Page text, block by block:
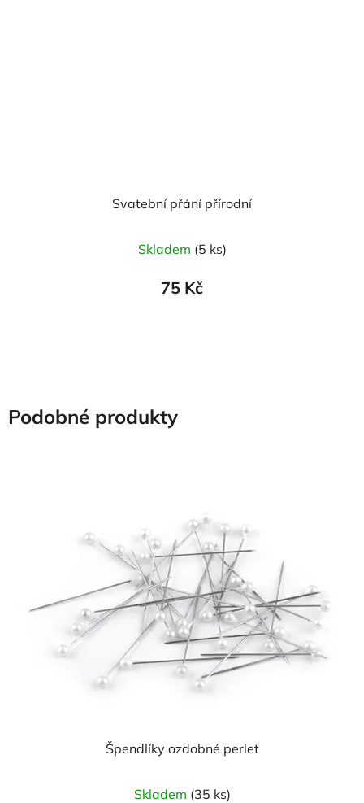
Svatební přání přírodní
Skladem (5 ks)
75 Kč
Podobné produkty
Špendlíky ozdobné perleť
Skladem (35 ks)